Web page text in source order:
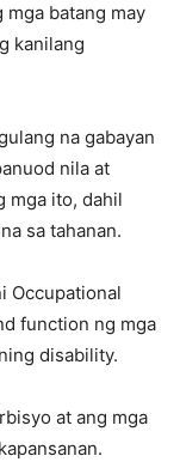
mga batang may
kanilang
na gabayan
nila at
mga ito, dahil
sa tahanan.
Occupational
function ng mga
disability.
at ang mga